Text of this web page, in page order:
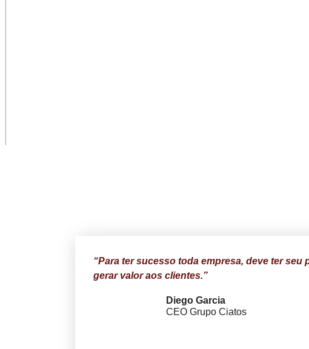
“Para ter sucesso toda empresa, deve ter seu
gerar valor aos clientes.”
Diego Garcia
CEO Grupo Ciatos